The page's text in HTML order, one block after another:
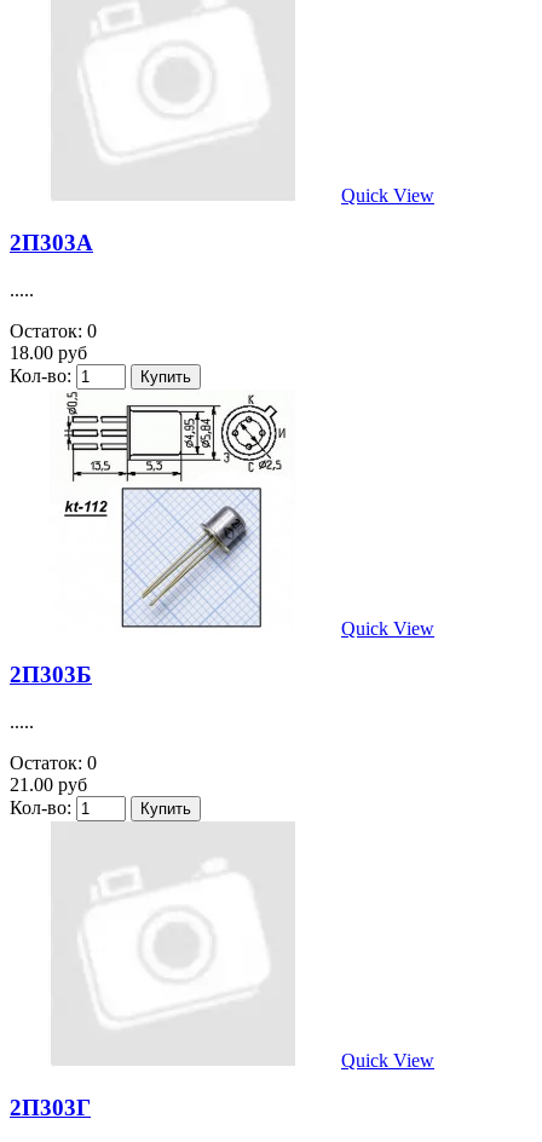
Quick View
2П303А
.....
Остаток: 0
18.00 руб
Кол-во:
Quick View
2П303Б
.....
Остаток: 0
21.00 руб
Кол-во:
Quick View
2П303Г